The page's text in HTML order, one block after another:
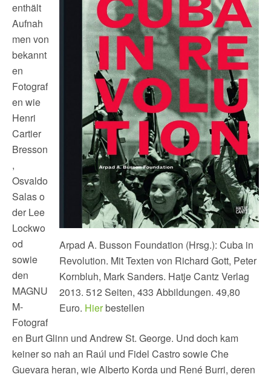
Arpad A. Busson Foundation (Hrsg.): Cuba in
Revolution. Mit Texten von Richard Gott, Peter
Kornbluh, Mark Sanders. Hatje Cantz Verlag
2013. 512 Seiten, 433 Abbildungen. 49,80
Euro. Hierbestellen
enthält
Aufnah
men von
bekannt
en
Fotograf
en wie
Henri
Cartier
Bresson
,
Osvaldo
Salas o
der Lee
Lockwo
od
sowie
den
MAGNU
M-
Fotograf
en Burt Glinn und Andrew St. George. Und doch kam
keiner so nah an Raúl und Fidel Castro sowie Che
Guevara heran, wie Alberto Korda und René Burri, deren